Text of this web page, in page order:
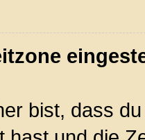
bist, dass